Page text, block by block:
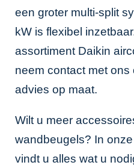
een groter multi-split
kW is flexibel
assortiment Daikin
neem contact met
advies op maat.
Wilt u meer
wandbeugels? In onze
vindt u alles wat u